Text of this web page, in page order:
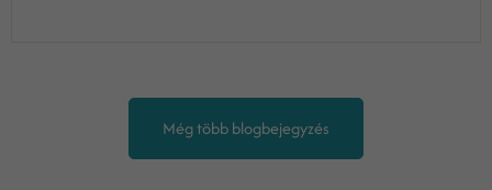
Még több blogbejegyzés